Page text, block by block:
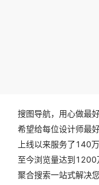
搜图导航，用心做最
希望给每位设计师最
上线以来服务了140
至今浏览量达到1200
聚合搜索一站式解决